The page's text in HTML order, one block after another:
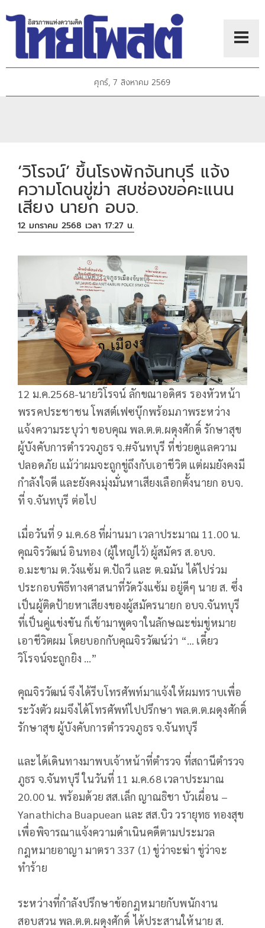
ศุกร์, 7 สิงหาคม 2569
‘วิโรจน์’ ขึ้นโรงพักจันทบุรี แจ้ง
ความโดนขู่ฆ่า สบช่องขอคะแนน
เสียง นายก อบจ.
12 มกราคม 2568 เวลา 17:27 น.
12 ม.ค.2568-นายวิโรจน์ ลักขณาอดิศร รองหัวหน้า
พรรคประชาชน โพสต์เฟซบุ๊กพร้อมภาพระหว่าง
แจ้งความระบุว่า ขอบคุณ พล.ต.ต.ผดุงศักดิ์ รักษาสุข
ผู้บังคับการตำรวจภูธร จ.#จันทบุรี ที่ช่วยดูแลความ
ปลอดภัย แม้ว่าผมจะถูกขู่ถึงกับเอาชีวิต แต่ผมยังคงมี
กำลังใจดี และยังคงมุ่งมั่นหาเสียงเลือกตั้งนายก อบจ.
ที่ จ.จันทบุรี ต่อไป
เมื่อวันที่ 9 ม.ค.68 ที่ผ่านมา เวลาประมาณ 11.00 น.
คุณจิรวัฒน์ อินทอง (ผู้ใหญ่ไว้) ผู้สมัคร ส.อบจ.
อ.มะขาม ต.วังแซ้ม ต.ปัถวี และ ต.ฉมัน ได้ไปร่วม
ประกอบพิธีทางศาสนาที่วัดวังแซ้ม อยู่ดีๆ นาย ส. ซึ่ง
เป็นผู้ติดป้ายหาเสียงของผู้สมัครนายก อบจ.จันทบุรี
ที่เป็นคู่แข่งขัน ก็เข้ามาพูดจาในลักษณะข่มขู่หมาย
เอาชีวิตผม โดยบอกกับคุณจิรวัฒน์ว่า “… เดี๋ยว
วิโรจน์จะถูกยิง …”
คุณจิรวัฒน์ จึงได้รีบโทรศัพท์มาแจ้งให้ผมทราบเพื่อ
ระวังตัว ผมจึงได้โทรศัพท์ไปปรึกษา พล.ต.ต.ผดุงศักดิ์
รักษาสุข ผู้บังคับการตำรวจภูธร จ.จันทบุรี
และได้เดินทางมาพบเจ้าหน้าที่ตำรวจ ที่สถานีตำรวจ
ภูธร จ.จันทบุรี ในวันที่ 11 ม.ค.68 เวลาประมาณ
20.00 น. พร้อมด้วย สส.เล็ก ญาณธิชา บัวเผื่อน –
Yanathicha Buapuean และ สส.บิว วรายุทธ ทองสุข
เพื่อพิจารณาแจ้งความดำเนินคดีตามประมวล
กฎหมายอาญา มาตรา 337 (1) ขู่ว่าจะฆ่า ขู่ว่าจะ
ทำร้าย
ระหว่างที่กำลังปรึกษาข้อกฎหมายกับพนักงาน
สอบสวน พล.ต.ต.ผดุงศักดิ์ ได้ประสานให้นาย ส.